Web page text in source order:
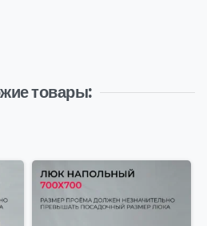
товары: